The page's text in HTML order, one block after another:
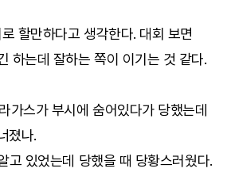
할만하다고 생각한다. 대회 보면
하는데 잘하는 쪽이 이기는 것 같다.
가스가 부시에 숨어있다가 당했는데
졌나.
고 있었는데 당했을 때 당황스러웠다.